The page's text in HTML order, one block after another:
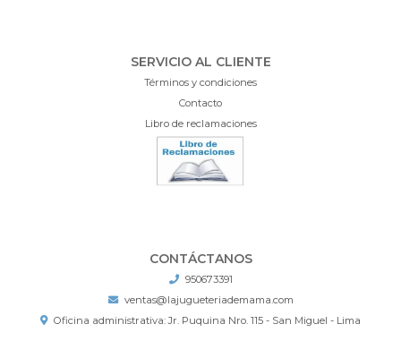
SERVICIO AL CLIENTE
Términos y condiciones
Contacto
Libro de reclamaciones
CONTÁCTANOS
950673391
ventas@lajugueteriademama.com
Oficina administrativa: Jr. Puquina Nro. 115 - San Miguel - Lima